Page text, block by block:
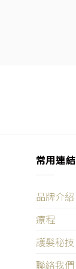
常用連結
品牌介紹
療程
護髮秘技
聯絡我們